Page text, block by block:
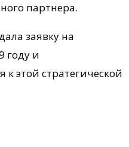
партнера.
заявку на
году и
к этой стратегической